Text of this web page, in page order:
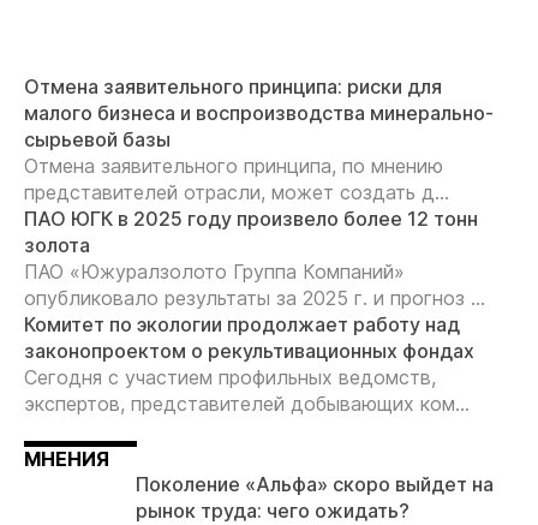
Отмена заявительного принципа: риски для
малого бизнеса и воспроизводства минерально-
сырьевой базы
Отмена заявительного принципа, по мнению
представителей отрасли, может создать д...
ПАО ЮГК в 2025 году произвело более 12 тонн
золота
ПАО «Южуралзолото Группа Компаний»
опубликовало результаты за 2025 г. и прогноз ...
Комитет по экологии продолжает работу над
законопроектом о рекультивационных фондах
Сегодня с участием профильных ведомств,
экспертов, представителей добывающих ком...
МНЕНИЯ
Поколение «Альфа» скоро выйдет на
рынок труда: чего ожидать?